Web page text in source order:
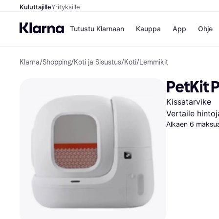
KuluttajilleYrityksille
Tutustu Klarnaan Kauppa
Gigantti
H&M
Peten
Wolt
App Ohje
Klarna/Shopping/Koti ja Sisustus/Koti/Lemmikit
PetKit
Kissatarvike
Vertaile
Alkaen 6